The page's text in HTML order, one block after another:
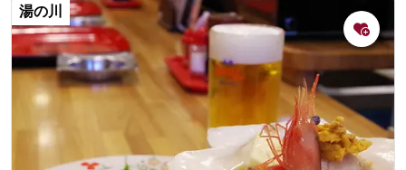
湯の川